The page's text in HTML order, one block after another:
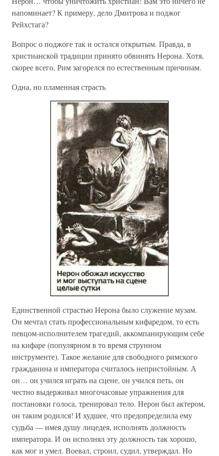
напоминает? К примеру, дело Дмитрова и поджог
Рейхстага?
Вопрос о поджоге так и остался открытым. Правда, в
христианской традиции принято обвинять Нерона. Хотя,
скорее всего, Рим загорелся по естественным причинам.
Одна, но пламенная страсть
Единственной страстью Нерона было служение музам.
Он мечтал стать профессиональным кифаредом, то есть
певцом-исполнителем трагедий, аккомпанирующим себе
на кифаре (популярном в то время струнном
инструменте). Такое желание для свободного римского
гражданина и императора считалось непристойным. А
он… он учился играть на сцене, он учился петь, он
честно выдерживал многочасовые упражнения для
постановки голоса, тренировал тело. Нерон был актером,
он таким родился! И худшее, что предопределила ему
судьба — имея душу лицедея, исполнять должность
императора. И он исполнял эту должность так хорошо,
как мог и умел. Воевал, строил, судил, утверждал. Но